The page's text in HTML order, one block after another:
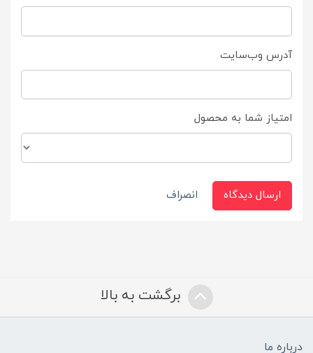
آدرس وب‌سایت
امتیاز شما به محصول
ارسال دیدگاه انصراف
برگشت به بالا
درباره ما